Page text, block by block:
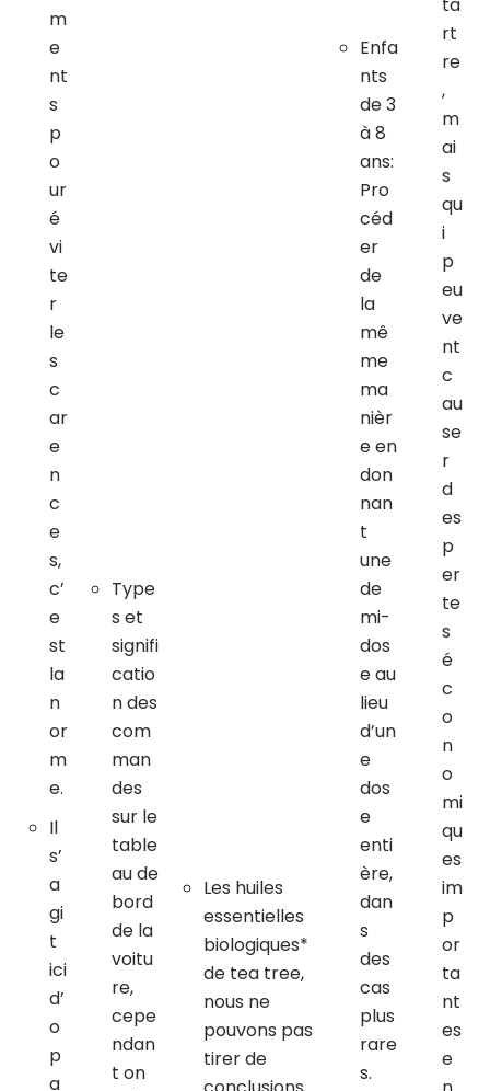
m
e
nt
s
p
o
ur
é
vi
te
r
le
s
c
ar
e
n
c
e
s,
c’
e
st
la
n
or
m
e.
Il
s’
a
gi
t
ici
d’
o
p
a
Type
s et
signifi
catio
n des
com
man
des
sur le
table
au de
bord
de la
voitu
re,
cepe
ndan
t on
Les huiles
essentielles
biologiques*
de tea tree,
nous ne
pouvons pas
tirer de
Enfa
nts
de 3
à 8
ans:
Pro
céd
er
de
la
mê
me
ma
nièr
e en
don
nan
t
une
de
mi-
dos
e au
lieu
d’un
e
dos
e
enti
ère,
dan
s
des
cas
plus
rare
s.
rt
re
,
m
ai
s
qu
i
p
eu
ve
nt
c
au
se
r
d
es
p
er
te
s
é
c
o
n
o
mi
qu
es
im
p
or
ta
nt
es
e